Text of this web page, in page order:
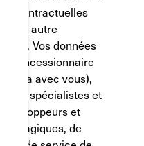
contractuelles
un autre
Vos données
concessionnaire
avec vous),
spécialistes et
et
de